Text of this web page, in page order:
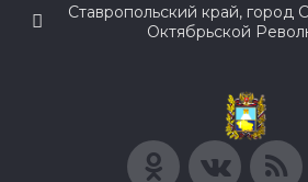
Ставропольский край, город
Октябрьской